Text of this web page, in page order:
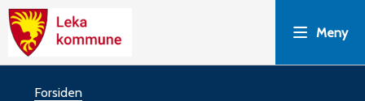
e
Meny
Du
Forsiden